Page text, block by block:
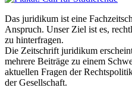
Das juridikum ist eine
Anspruch. Unser Ziel ist es,
zu hinterfragen.
Die Zeitschrift juridikum
mehrere Beiträge zu einem
aktuellen Fragen der
der Gesellschaft.